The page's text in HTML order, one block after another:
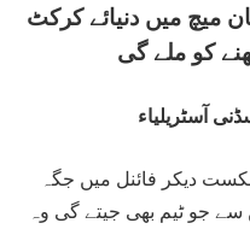
میچ میں دنیائے کرکٹ
کو ملے گی
آسٹریلیاء
دیکر فائنل میں جگہ
سے جو ٹیم بھی جیتے گی وہ